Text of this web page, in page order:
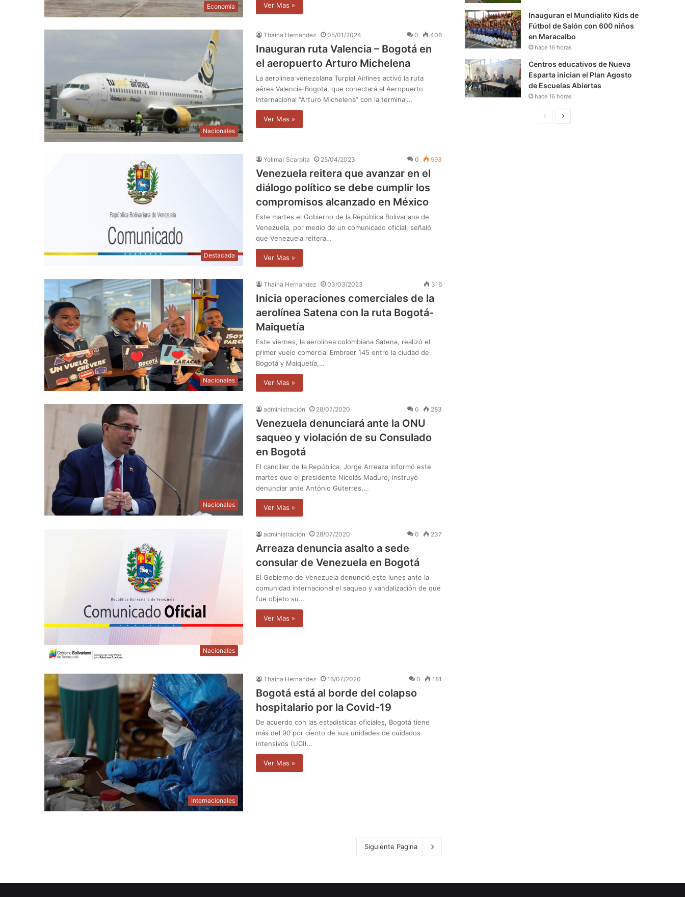
Economía Ver Mas »
Nacionales
Thaina Hernandez 05/01/2024 0 406
Inauguran ruta Valencia – Bogotá en
el aeropuerto Arturo Michelena
La aerolínea venezolana Turpial Airlines activó la ruta
aérea Valencia-Bogotá, que conectará al Aeropuerto
Internacional “Arturo Michelena” con la terminal…
Ver Mas »
Destacada
Yolimar Scarpita 25/04/2023 0 593
Venezuela reitera que avanzar en el
diálogo político se debe cumplir los
compromisos alcanzado en México
Este martes el Gobierno de la República Bolivariana de
Venezuela, por medio de un comunicado oficial, señaló
que Venezuela reitera…
Ver Mas »
Nacionales
Thaina Hernandez 03/03/2023 316
Inicia operaciones comerciales de la
aerolínea Satena con la ruta Bogotá-
Maiquetía
Este viernes, la aerolínea colombiana Satena, realizó el
primer vuelo comercial Embraer 145 entre la ciudad de
Bogotá y Maiquetía,…
Ver Mas »
Nacionales
administración 28/07/2020 0 283
Venezuela denunciará ante la ONU
saqueo y violación de su Consulado
en Bogotá
El canciller de la República, Jorge Arreaza informó este
martes que el presidente Nicolás Maduro, instruyó
denunciar ante António Guterres,…
Ver Mas »
Nacionales
administración 28/07/2020 0 237
Arreaza denuncia asalto a sede
consular de Venezuela en Bogotá
El Gobierno de Venezuela denunció este lunes ante la
comunidad internacional el saqueo y vandalización de que
fue objeto su…
Ver Mas »
Internacionales
Thaina Hernandez 16/07/2020 0 181
Bogotá está al borde del colapso
hospitalario por la Covid-19
De acuerdo con las estadísticas oficiales, Bogotá tiene
más del 90 por ciento de sus unidades de cuidados
intensivos (UCI)…
Ver Mas »
Siguiente Pagina
Inauguran el Mundialito Kids de
Fútbol de Salón con 600 niños
en Maracaibo
hace 16 horas
Centros educativos de Nueva
Esparta inician el Plan Agosto
de Escuelas Abiertas
hace 16 horas
S